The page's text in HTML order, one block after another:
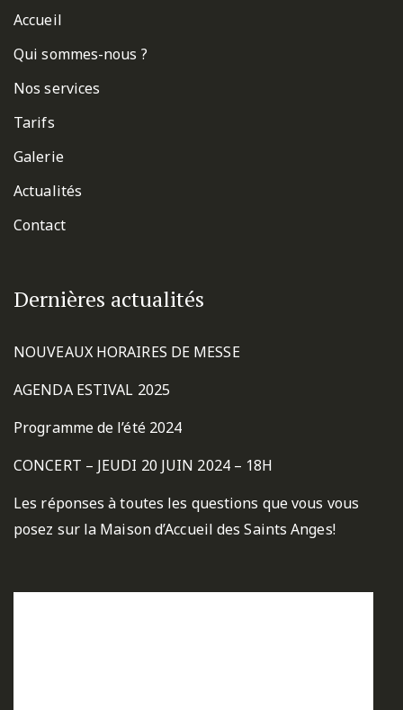
Accueil
Qui sommes-nous ?
Nos services
Tarifs
Galerie
Actualités
Contact
Dernières actualités
NOUVEAUX HORAIRES DE MESSE
AGENDA ESTIVAL 2025
Programme de l’été 2024
CONCERT – JEUDI 20 JUIN 2024 – 18H
Les réponses à toutes les questions que vous vous
posez sur la Maison d’Accueil des Saints Anges!